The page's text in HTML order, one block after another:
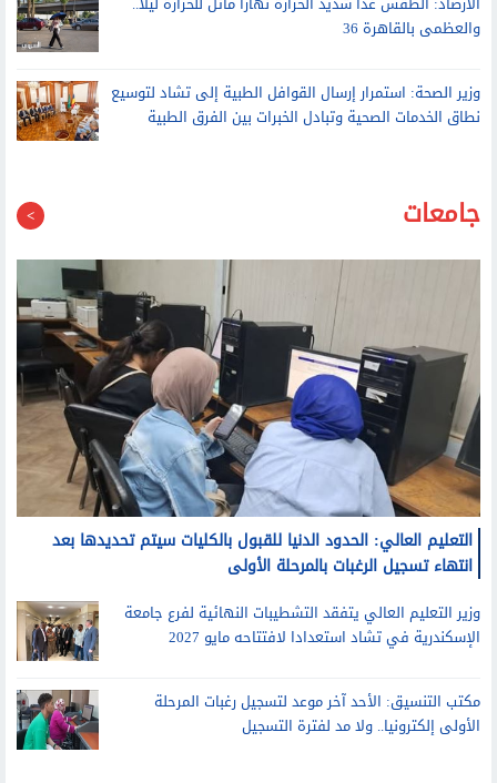
والعظمى بالقاهرة 36
وزير الصحة: استمرار إرسال القوافل الطبية إلى تشاد لتوسيع
نطاق الخدمات الصحية وتبادل الخبرات بين الفرق الطبية
جامعات
التعليم العالي: الحدود الدنيا للقبول بالكليات سيتم تحديدها بعد
انتهاء تسجيل الرغبات بالمرحلة الأولى
وزير التعليم العالي يتفقد التشطيبات النهائية لفرع جامعة
الإسكندرية في تشاد استعدادا لافتتاحه مايو 2027
مكتب التنسيق: الأحد آخر موعد لتسجيل رغبات المرحلة
الأولى إلكترونيا.. ولا مد لفترة التسجيل